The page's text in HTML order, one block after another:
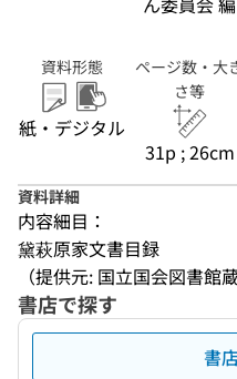
資料形態
紙・デジタル
ページ数・大
さ等
31p ; 26cm
資料詳細
内容細目：
黛萩原家文書目録
（提供元: 国立国会図書館蔵
書店で探す
書